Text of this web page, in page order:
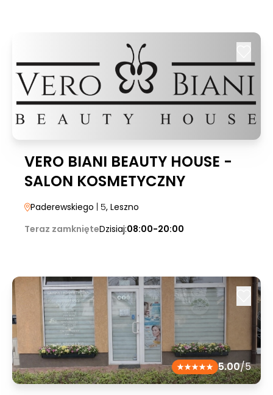
VERO BIANI BEAUTY HOUSE -
SALON KOSMETYCZNY
Paderewskiego | 5, Leszno
Teraz zamknięteDzisiaj:08:00-20:00
5.00/5